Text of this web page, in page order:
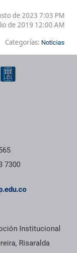
de 2023 7:03 PM
de 2019 12:00 AM
Categorías: Noticias
7300
Institucional
Risaralda